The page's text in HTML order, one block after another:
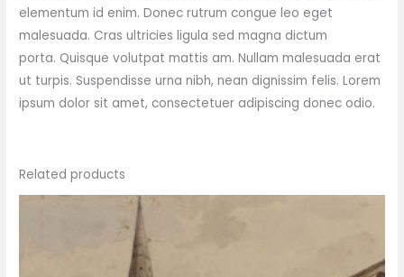
elementum id enim. Donec rutrum congue leo eget
malesuada. Cras ultricies ligula sed magna dictum
porta. Quisque volutpat mattis am. Nullam malesuada erat
ut turpis. Suspendisse urna nibh, nean dignissim felis. Lorem
ipsum dolor sit amet, consectetuer adipiscing donec odio.
Related products